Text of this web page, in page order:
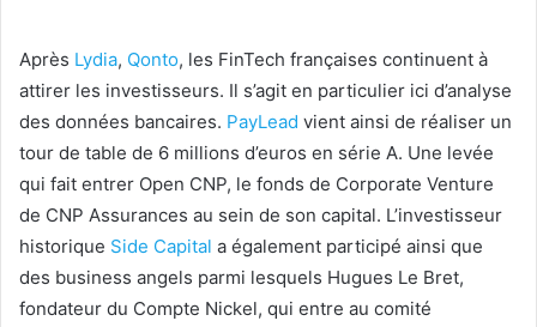
Après Lydia, Qonto, les FinTech françaises continuent à
attirer les investisseurs. Il s’agit en particulier ici d’analyse
des données bancaires. PayLead vient ainsi de réaliser un
tour de table de 6 millions d’euros en série A. Une levée
qui fait entrer Open CNP, le fonds de Corporate Venture
de CNP Assurances au sein de son capital. L’investisseur
historique Side Capital a également participé ainsi que
des business angels parmi lesquels Hugues Le Bret,
fondateur du Compte Nickel, qui entre au comité